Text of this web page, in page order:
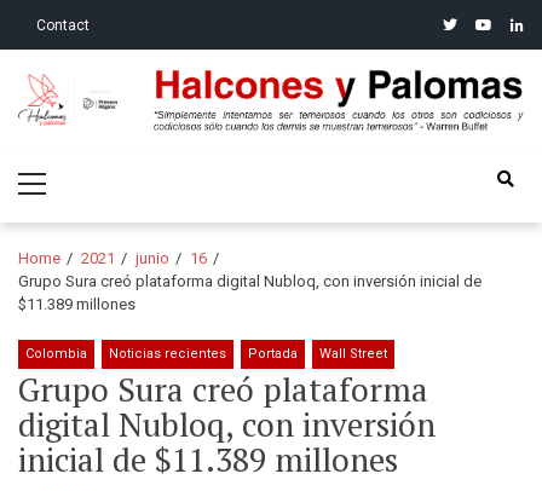
Contact twitteryoutube
Halcones y Palomas
Menu
Home 2021 junio
16
Grupo Sura creó plataforma digital Nubloq, con inversión inicial de
$11.389 millones
Colombia Noticias recientes Portada Wall Street
Grupo Sura creó plataforma
digital Nubloq, con inversión
inicial de $11.389 millones